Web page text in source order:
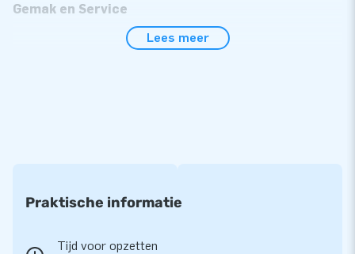
Gemak en Service
Zet de midi multifun met circus thema gemakkelijk binnen 10
meervoudig gestikt en zijn gemaakt van sterk, hoge kwaliteit
Lees meer
Praktische informatie
Tijd voor opzetten